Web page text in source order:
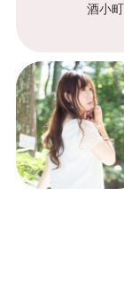
酒小